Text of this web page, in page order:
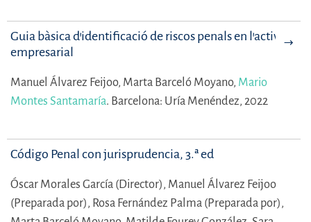
Guia bàsica d’identificació de riscos penals en l’activitat
empresarial
Manuel Álvarez Feijoo, Marta Barceló Moyano, Mario
Montes Santamaría. Barcelona: Uría Menéndez, 2022
Código Penal con jurisprudencia, 3.ª ed
Óscar Morales García (Director), Manuel Álvarez Feijoo
(Preparada por), Rosa Fernández Palma (Preparada por),